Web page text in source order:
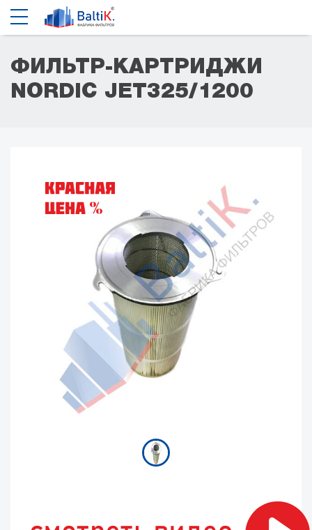
ФИЛЬТР-КАРТРИДЖИ
NORDIC JET325/1200